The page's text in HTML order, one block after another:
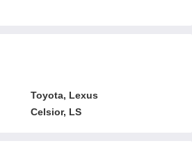
Toyota, Lexus
Celsior, LS